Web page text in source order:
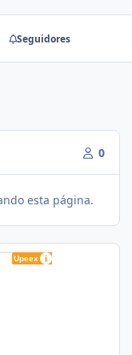
Seguidores
0
esta página.